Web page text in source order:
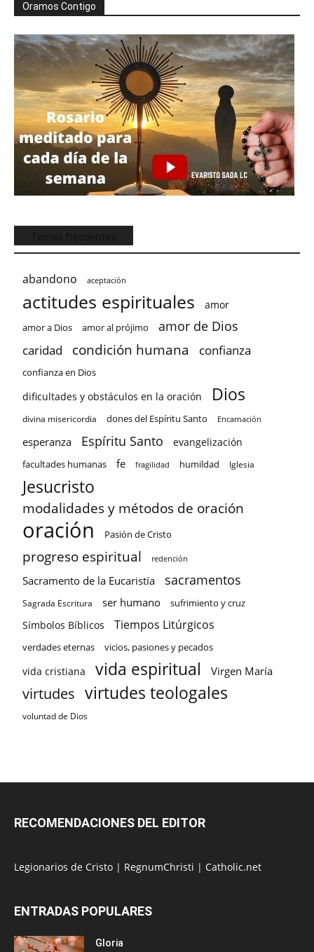
Oramos Contigo
abandono aceptación
actitudes espirituales amor
amor a Dios amor al prójimo amor de Dios
caridad condición humana confianza
confianza en Dios
dificultades y obstáculos en la oración Dios
divina misericordia dones del Espíritu Santo Encarnación
esperanza Espíritu Santo evangelización
facultades humanas fe fragilidad humildad Iglesia
Jesucristo
modalidades y métodos de oración
oración Pasión de Cristo
progreso espiritual redención
Sacramento de la Eucaristía sacramentos
Sagrada Escritura ser humano sufrimiento y cruz
Símbolos Bíblicos Tiempos Litúrgicos
verdades eternas vicios, pasiones y pecados
vida cristiana vida espiritual Virgen María
virtudes virtudes teologales
voluntad de Dios
RECOMENDACIONES DEL EDITOR
Legionarios de Cristo | RegnumChristi | Catholic.net
ENTRADAS POPULARES
Gloria